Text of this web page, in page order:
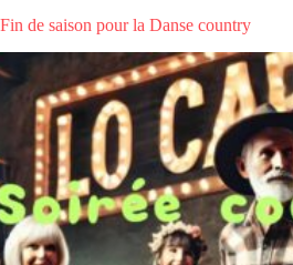
la
section
Saint-
Juéry
country
Fin de saison pour la Danse country